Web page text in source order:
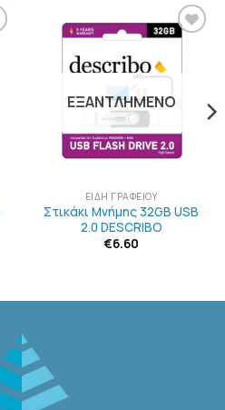
ΠΡΟΣΘΉΚΗ
ΣΤΗΝ
ΛΊΣΤΑ
ΕΠΙΘΥΜΙΏΝ
ΕΞΑΝΤΛΗΜΈΝΟ
ΕΊΔΗ ΓΡΑΦΕΊΟΥ
Στικάκι Μνήμης 32GB USB
2.0 DESCRIBO
€6.60